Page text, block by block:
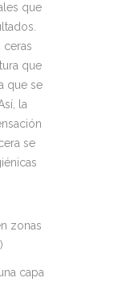
que
ceras
que
que se
la
se
zonas
capa